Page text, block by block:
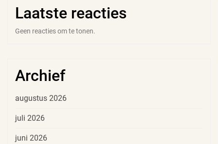
Laatste reacties
Geen reacties om te tonen.
Archief
augustus 2026
juli 2026
juni 2026